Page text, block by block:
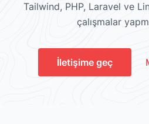
Tailwind, PHP, Laravel ve
çalışmalar
İletişime geç